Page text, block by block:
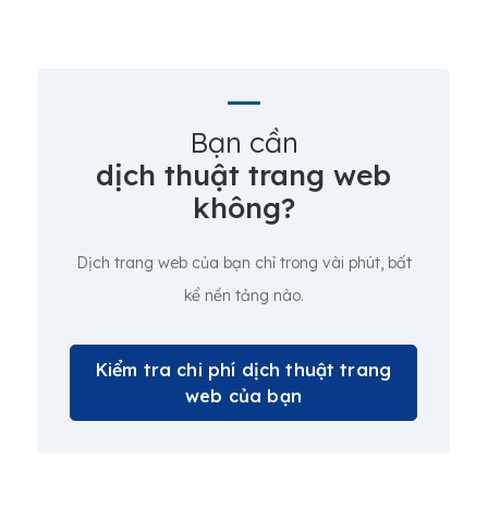
Bạn cần
dịch thuật trang web
không?
Dịch trang web của bạn chỉ trong vài phút, bất
kể nền tảng nào.
Kiểm tra chi phí dịch thuật trang
web của bạn